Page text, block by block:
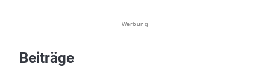
Werbung
Beiträge